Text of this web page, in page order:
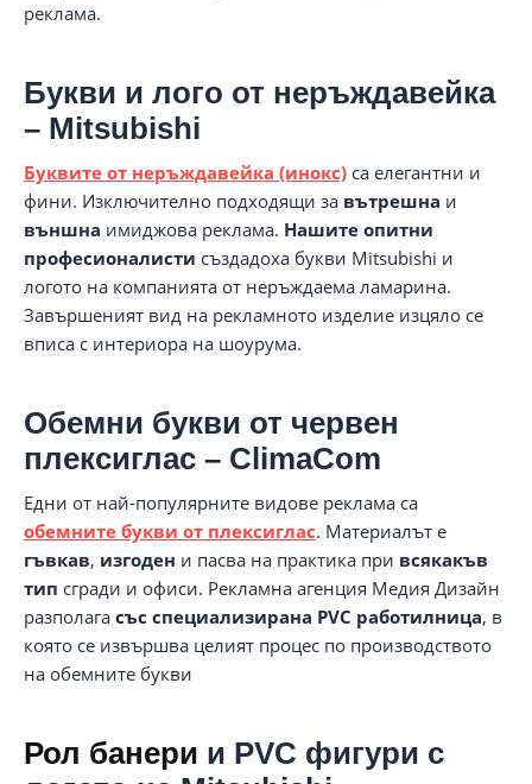
реклама.
Букви и лого от неръждавейка
– Mitsubishi
Буквите от неръждавейка (инокс) са елегантни и
фини. Изключително подходящи за вътрешна и
външна имиджова реклама. Нашите опитни
професионалисти създадоха букви Mitsubishi и
логото на компанията от неръждаема ламарина.
Завършеният вид на рекламното изделие изцяло се
вписа с интериора на шоурума.
Обемни букви от червен
плексиглас – ClimaCom
Едни от най-популярните видове реклама са
обемните букви от плексиглас. Материалът е
гъвкав, изгоден и пасва на практика при всякакъв
тип сгради и офиси. Рекламна агенция Медия Дизайн
разполага със специализирана PVC работилница, в
която се извършва целият процес по производството
на обемните букви
Рол банери и PVC фигури с